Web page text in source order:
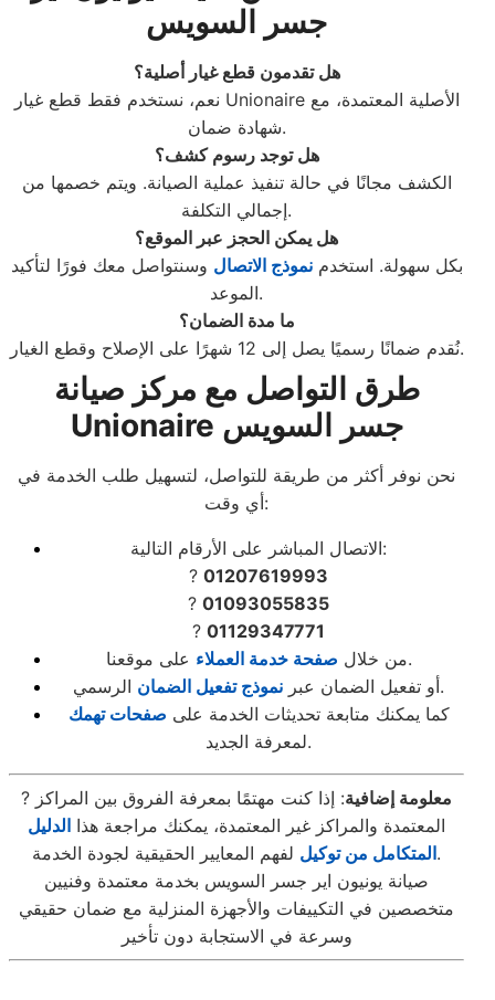
جسر السويس
هل تقدمون قطع غيار أصلية؟
نعم، نستخدم فقط قطع غيار Unionaire الأصلية المعتمدة، مع
شهادة ضمان.
هل توجد رسوم كشف؟
الكشف مجانًا في حالة تنفيذ عملية الصيانة. ويتم خصمها من
إجمالي التكلفة.
هل يمكن الحجز عبر الموقع؟
بكل سهولة. استخدمنموذج الاتصال وسنتواصل معك فورًا لتأكيد
الموعد.
ما مدة الضمان؟
نُقدم ضمانًا رسميًا يصل إلى 12 شهرًا على الإصلاح وقطع الغيار.
طرق التواصل مع مركز صيانة
Unionaire جسر السويس
نحن نوفر أكثر من طريقة للتواصل، لتسهيل طلب الخدمة في
أي وقت:
الاتصال المباشر على الأرقام التالية:
? 01207619993
? 01093055835
? 01129347771
من خلال صفحة خدمة العملاء
على موقعنا.
أو تفعيل الضمان عبر نموذج تفعيل الضمان
الرسمي.
كما يمكنك متابعة تحديثات الخدمة على صفحات تهمك
لمعرفة الجديد.
? معلومة إضافية: إذا كنت مهتمًا بمعرفة الفروق بين المراكز
المعتمدة والمراكز غير المعتمدة، يمكنك مراجعة هذا الدليل
المتكامل من توكيللفهم المعايير الحقيقية لجودة الخدمة.
صيانة يونيون اير جسر السويس بخدمة معتمدة وفنيين
متخصصين في التكييفات والأجهزة المنزلية مع ضمان حقيقي
وسرعة في الاستجابة دون تأخير